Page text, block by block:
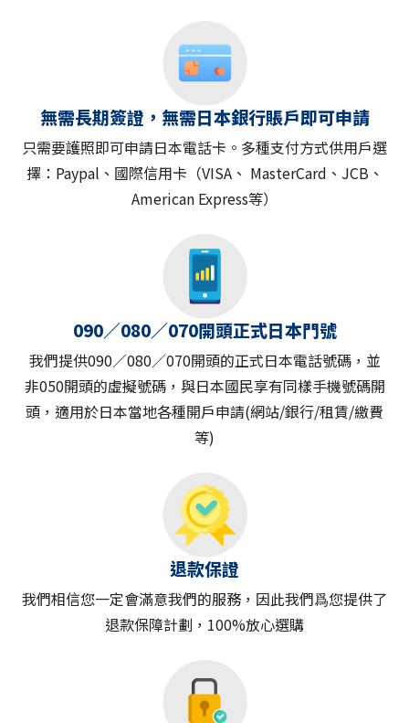
無需長期簽證，無需日本銀行賬戶即可申請
只需要護照即可申請日本電話卡。多種支付方式供用戶選
擇：Paypal、國際信用卡（VISA、 MasterCard、JCB、
American Express等）
090／080／070開頭正式日本門號
我們提供090／080／070開頭的正式日本電話號碼，並
非050開頭的虛擬號碼，與日本國民享有同樣手機號碼開
頭，適用於日本當地各種開戶申請(網站/銀行/租賃/繳費
等)
退款保證
我們相信您一定會滿意我們的服務，因此我們爲您提供了
退款保障計劃，100%放心選購